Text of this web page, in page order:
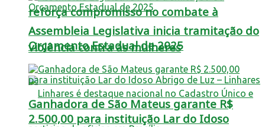
reforça compromisso no combate à
violência contra as mulheres
Assembleia Legislativa inicia tramitação do
Orçamento Estadual de 2025
Ganhadora de São Mateus garante R$
2.500,00 para instituição Lar do Idoso